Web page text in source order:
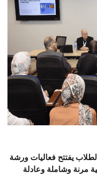
يفتتح فعاليات ورشة
مرنة وشاملة وعادلة